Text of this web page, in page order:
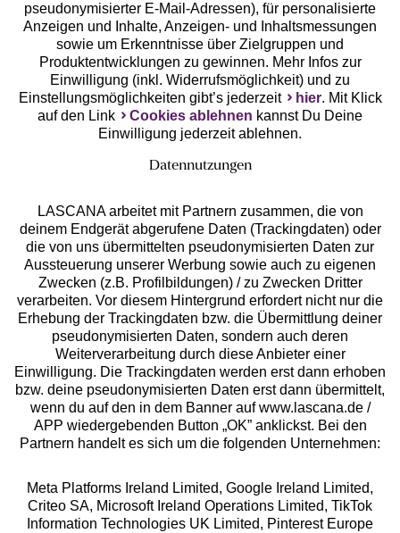
Unsere Apps
Services
Beratung
Über uns
Rechtliches
Alle Preise inkl. MwSt., zzgl.
Versandkosten
** Bonität vorausgesetzt, berechtigt zur Bonitätsprüfung
pseudonymisierter E-Mail-Adressen), für personalisierte
Anzeigen und Inhalte, Anzeigen- und Inhaltsmessungen
sowie um Erkenntnisse über Zielgruppen und
Produktentwicklungen zu gewinnen. Mehr Infos zur
Einwilligung (inkl. Widerrufsmöglichkeit) und zu
Einstellungsmöglichkeiten gibt’s jederzeit
hier. Mit Klick
auf den Link
Cookies ablehnen kannst Du Deine
Einwilligung jederzeit ablehnen.
Datennutzungen
LASCANA arbeitet mit Partnern zusammen, die von
deinem Endgerät abgerufene Daten (Trackingdaten) oder
die von uns übermittelten pseudonymisierten Daten zur
Aussteuerung unserer Werbung sowie auch zu eigenen
Zwecken (z.B. Profilbildungen) / zu Zwecken Dritter
verarbeiten. Vor diesem Hintergrund erfordert nicht nur die
Erhebung der Trackingdaten bzw. die Übermittlung deiner
pseudonymisierten Daten, sondern auch deren
Weiterverarbeitung durch diese Anbieter einer
Einwilligung. Die Trackingdaten werden erst dann erhoben
bzw. deine pseudonymisierten Daten erst dann übermittelt,
wenn du auf den in dem Banner auf www.lascana.de /
APP wiedergebenden Button „OK” anklickst. Bei den
Partnern handelt es sich um die folgenden Unternehmen:
Meta Platforms Ireland Limited, Google Ireland Limited,
Criteo SA, Microsoft Ireland Operations Limited, TikTok
Information Technologies UK Limited, Pinterest Europe